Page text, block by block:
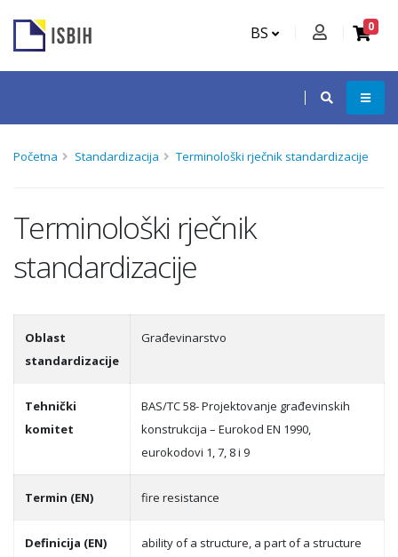
BS 0
Početna Standardizacija Terminološki rječnik standardizacije
Terminološki rječnik
standardizacije
Oblast
standardizacije
Građevinarstvo
Tehnički
komitet
BAS/TC 58- Projektovanje građevinskih
konstrukcija – Eurokod EN 1990,
eurokodovi 1, 7, 8 i 9
Termin (EN) fire resistance
Definicija (EN)
ability of a structure, a part of a structure